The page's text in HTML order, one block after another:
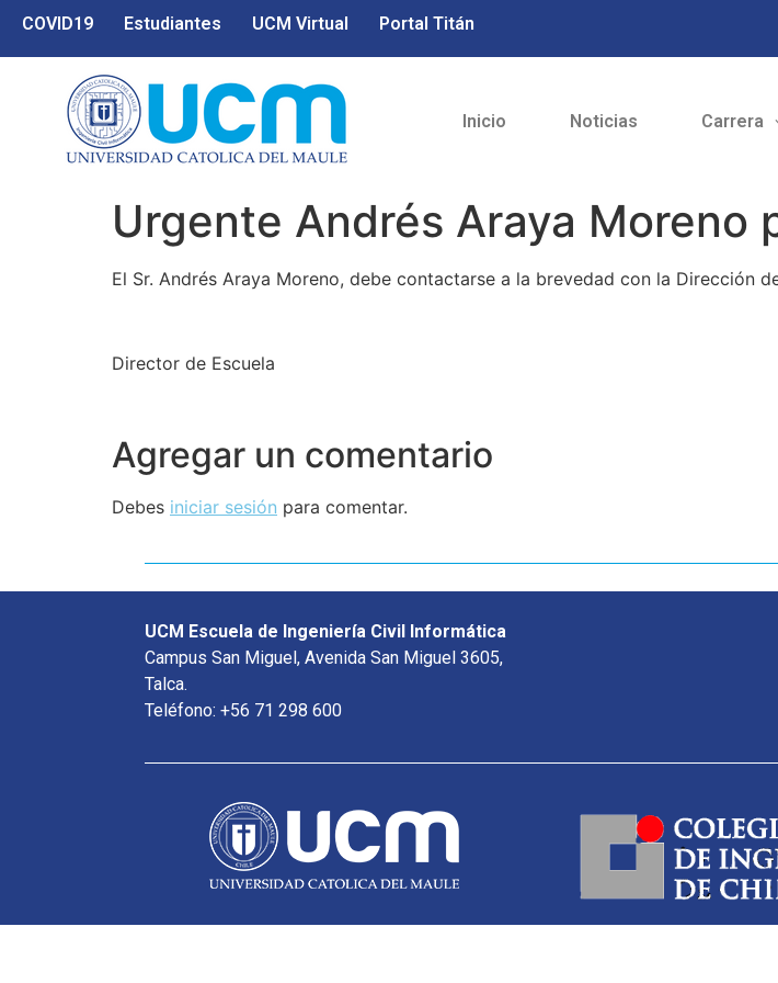
COVID19 Estudiantes UCM Virtual Portal Titán
Inicio Noticias Carrera
Urgente Andrés Araya Moreno
El Sr. Andrés Araya Moreno, debe contactarse a la brevedad con la Dirección
Director de Escuela
Agregar un comentario
Debes iniciar sesión para comentar.
UCM Escuela de Ingeniería Civil Informática
Campus San Miguel, Avenida San Miguel 3605,
Talca.
Teléfono: +56 71 298 600